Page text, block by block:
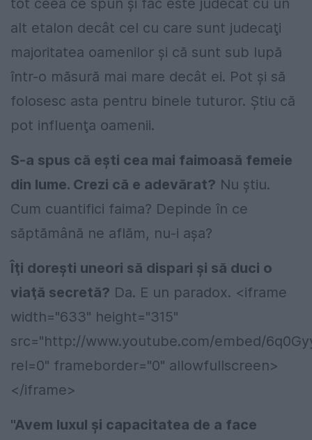
tot ceea ce spun şi fac este judecat cu un
alt etalon decât cel cu care sunt judecaţi
majoritatea oamenilor şi că sunt sub lupă
într-o măsură mai mare decât ei. Pot şi să
folosesc asta pentru binele tuturor. Ştiu că
pot influenţa oamenii.
S-a spus că eşti cea mai faimoasă femeie
din lume. Crezi că e adevărat? Nu ştiu.
Cum cuantifici faima? Depinde în ce
săptămână ne aflăm, nu-i aşa?
Îţi doreşti uneori să dispari şi să duci o
viaţă secretă? Da. E un paradox. <iframe
width="633" height="315"
src="http://www.youtube.com/embed/
rel=0" frameborder="0" allowfullscreen>
</iframe>
"Avem luxul şi capacitatea de a face